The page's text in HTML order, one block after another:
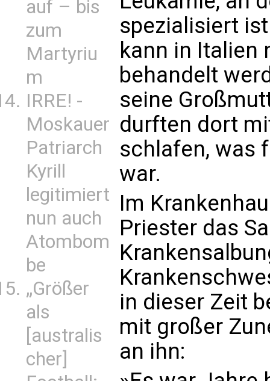
auf – bis
zum
Martyriu
m
IRRE! -
Moskauer
Patriarch
Kyrill
legitimiert
nun auch
Atombom
be
„Größer
als
[australis
cher]
spezialisiert
kann in Italien
behandelt
seine
durften dort
schlafen, was
war.
Im
Priester das
in dieser Zeit
mit großer
an ihn: